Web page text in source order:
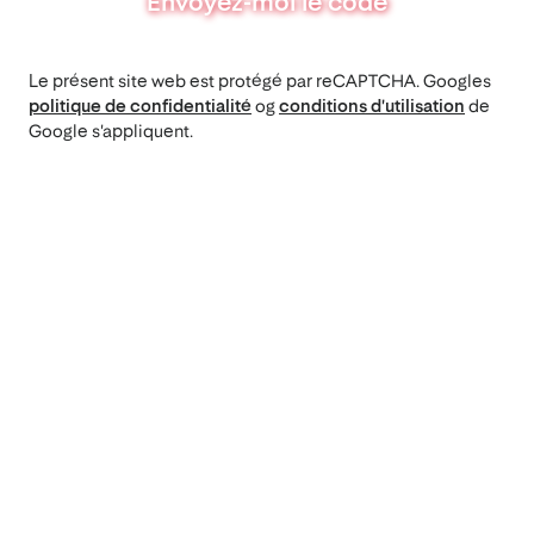
Le présent site web est protégé par reCAPTCHA. Googles
politique de confidentialitéogconditions d'utilisation de
Google s'appliquent.